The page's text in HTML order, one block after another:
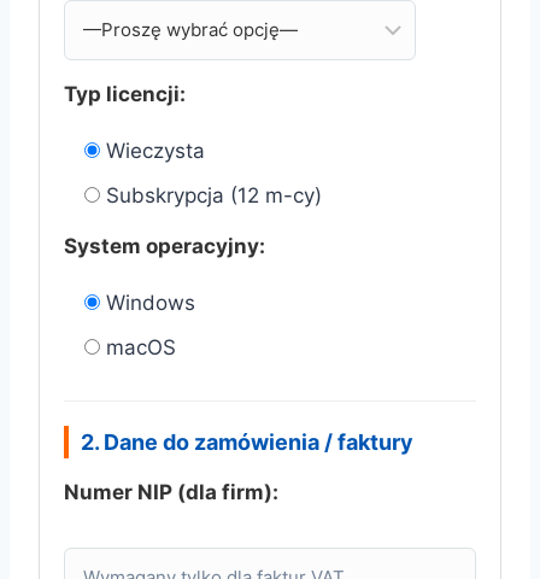
Typ licencji:
Wieczysta
Subskrypcja (12 m-cy)
System operacyjny:
Windows
macOS
2. Dane do zamówienia / faktury
Numer NIP (dla firm):